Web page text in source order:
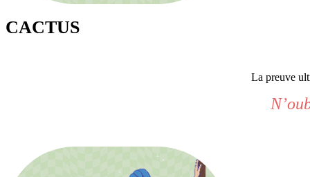
CACTUS
La preuve